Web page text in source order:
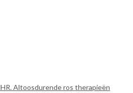
Altoosdurende ros therapieën